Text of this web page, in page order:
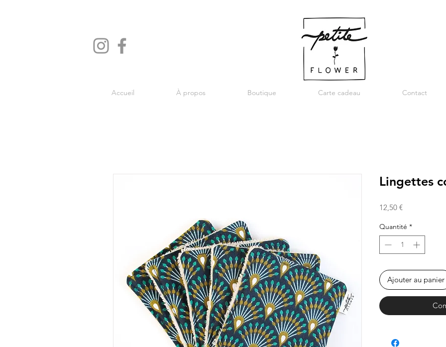
Accueil À propos Boutique Carte cadeau Contact
Lingettes
12,50 €Prix
Quantité *
Ajouter au panier